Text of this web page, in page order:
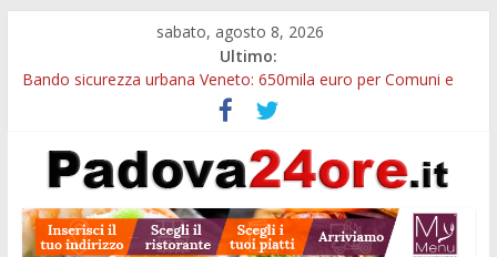
sabato, agosto 8, 2026
Ultimo:
Bando sicurezza urbana Veneto: 650mila euro per Comuni e
Restauro 2026, chiuse le domande: 2,5 milioni per formare
nuove competenze in Veneto
Calici di Stelle Arzergrande: astronomia, musica e sapori al
Notizie di Padova alle ore 10: censimento a Monselice, arresto
antidroga e siccità